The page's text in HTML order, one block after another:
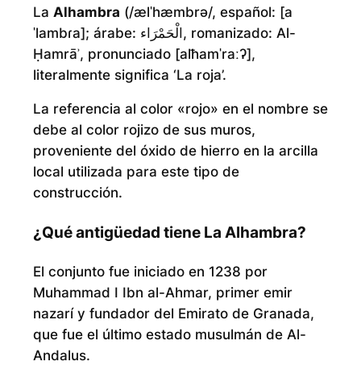
La Alhambra (/ælˈhæmbrə/, español: [a
ˈlambɾa]; árabe: الْحَمْرَاء, romanizado: Al-
Ḥamrāʾ, pronunciado [alħamˈraːʔ],
literalmente significa ‘La roja’.
La referencia al color «rojo» en el nombre se
debe al color rojizo de sus muros,
proveniente del óxido de hierro en la arcilla
local utilizada para este tipo de
construcción.
¿Qué antigüedad tiene La Alhambra?
El conjunto fue iniciado en 1238 por
Muhammad I Ibn al-Ahmar, primer emir
nazarí y fundador del Emirato de Granada,
que fue el último estado musulmán de Al-
Andalus.